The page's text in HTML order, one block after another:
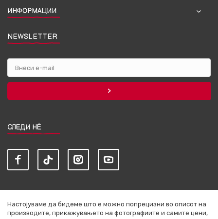
ИНФОРМАЦИИ
NEWSLETTER
СЛЕДИ НЀ
Настојуваме да бидеме што е можно попрецизни во описот на
производите, прикажувањето на фотографиите и самите цени,